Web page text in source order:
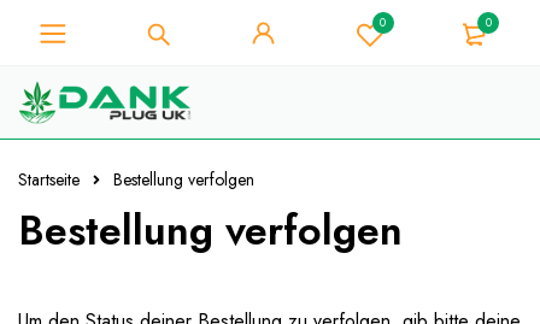
0 0
Startseite Bestellung verfolgen
Bestellung verfolgen
Für Weed-Liebhaber - Holen Sie
sich 10% Sofort-Rabatt auf jeden
"WELCOME10"